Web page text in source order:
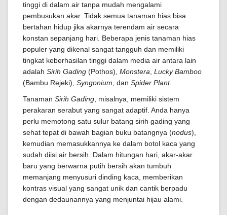
tinggi di dalam air tanpa mudah mengalami
pembusukan akar. Tidak semua tanaman hias bisa
bertahan hidup jika akarnya terendam air secara
konstan sepanjang hari. Beberapa jenis tanaman hias
populer yang dikenal sangat tangguh dan memiliki
tingkat keberhasilan tinggi dalam media air antara lain
adalah Sirih Gading (Pothos), Monstera Lucky Bamboo
(Bambu Rejeki), Syngonium , dan Spider Plant.
Tanaman Sirih Gading , misalnya, memiliki sistem
perakaran serabut yang sangat adaptif. Anda hanya
perlu memotong satu sulur batang sirih gading yang
sehat tepat di bawah bagian buku batangnya (nodus),
kemudian memasukkannya ke dalam botol kaca yang
sudah diisi air bersih. Dalam hitungan hari, akar-akar
baru yang berwarna putih bersih akan tumbuh
memanjang menyusuri dinding kaca, memberikan
kontras visual yang sangat unik dan cantik berpadu
dengan dedaunannya yang menjuntai hijau alami.